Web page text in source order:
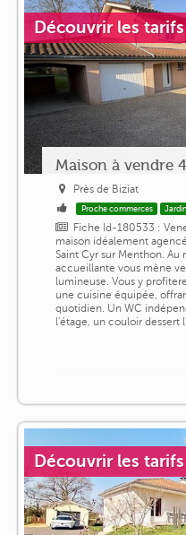
Découvrir les tarifs
Maison à vendre
Près de Biziat
Proche commerces Jardin
Fiche Id-180533 :
maison idéalement
Saint Cyr sur Menthon.
accueillante vous mène
lumineuse. Vous y
une cuisine équipée,
quotidien. Un WC
l'étage, un couloir dessert
Découvrir les tarifs